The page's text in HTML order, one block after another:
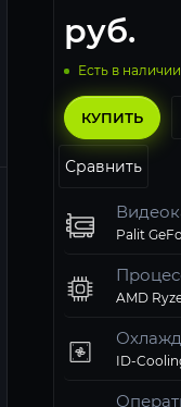
руб.
Есть в наличии
КУПИТЬ
Сравнить
AMD
ID-